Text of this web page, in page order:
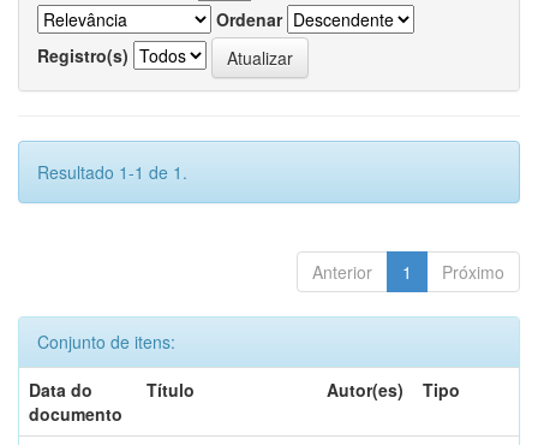
Ordenar
Registro(s)
Resultado 1-1 de 1.
Anterior 1 Próximo
Conjunto de itens:
Data do
documento
Título Autor(es) Tipo